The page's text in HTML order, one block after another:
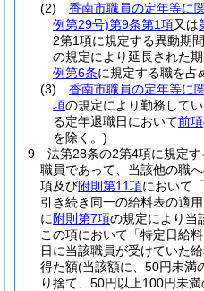
(2)
香南市職員の定年等に
例第29号)第9条第1項又は
2第1項に規定する異動期間
の規定により延長された
例第6条に規定する職を占
(3)
香南市職員の定年等に
項の規定により勤務して
る定年退職日において前項
を除く。)
9
法第28条の2第4項に規定
職員であって、当該他の職
項及び附則第11項において
引き続き同一の給料表の適
に 附則第7項の規定により当
この項において「特定日給
日に当該職員が受けていた
得た額(当該額に、50円未満
り捨て、50円以上100円未